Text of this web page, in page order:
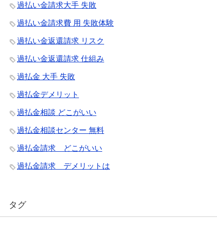
過払い金請求大手 失敗
過払い金請求費 用 失敗体験
過払い金返還請求 リスク
過払い金返還請求 仕組み
過払金 大手 失敗
過払金デメリット
過払金相談 どこがいい
過払金相談センター 無料
過払金請求 どこがいい
過払金請求 デメリットは
タグ